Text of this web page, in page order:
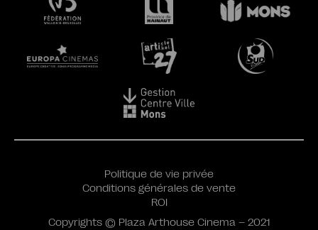
Politique de vie privée
Conditions générales de vente
ROI
Copyrights © Plaza Arthouse Cinema – 2021